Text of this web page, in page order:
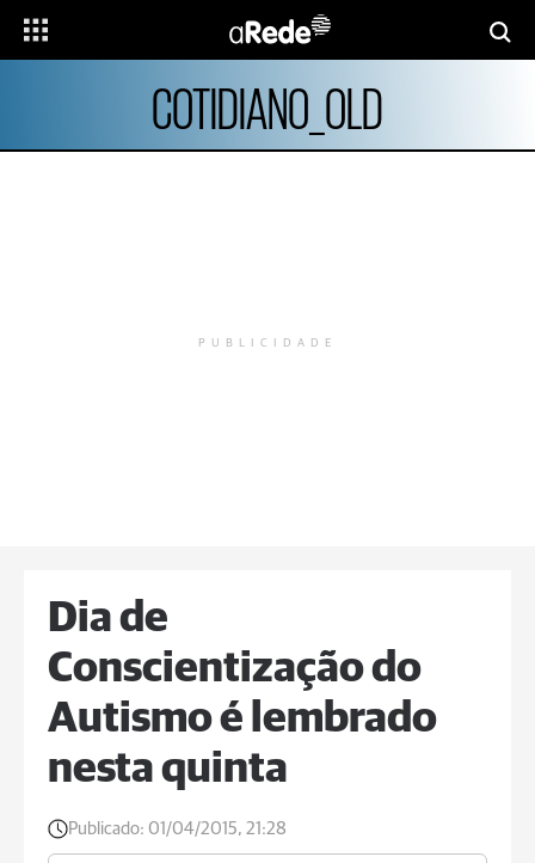
COTIDIANO_OLD
PUBLICIDADE
Dia de
Conscientização do
Autismo é lembrado
nesta quinta
Publicado: 01/04/2015, 21:28